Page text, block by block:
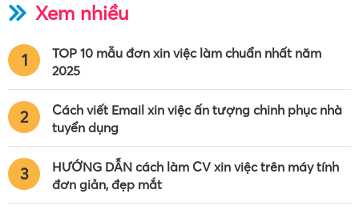
Xem nhiều
1
TOP 10 mẫu đơn xin việc làm chuẩn nhất năm
2025
2
Cách viết Email xin việc ấn tượng chinh phục nhà
tuyển dụng
3
HƯỚNG DẪN cách làm CV xin việc trên máy tính
đơn giản, đẹp mắt